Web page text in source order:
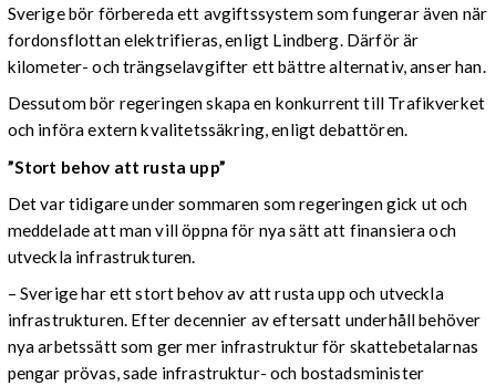
Sverige bör förbereda ett avgiftssystem som fungerar även när
fordonsflottan elektrifieras, enligt Lindberg. Därför är
kilometer- och trängselavgifter ett bättre alternativ, anser han.
Dessutom bör regeringen skapa en konkurrent till Trafikverket
och införa extern kvalitetssäkring, enligt debattören.
”Stort behov att rusta upp”
Det var tidigare under sommaren som regeringen gick ut och
meddelade att man vill öppna för nya sätt att finansiera och
utveckla infrastrukturen.
– Sverige har ett stort behov av att rusta upp och utveckla
infrastrukturen. Efter decennier av eftersatt underhåll behöver
nya arbetssätt som ger mer infrastruktur för skattebetalarnas
pengar prövas, sade infrastruktur- och bostadsminister